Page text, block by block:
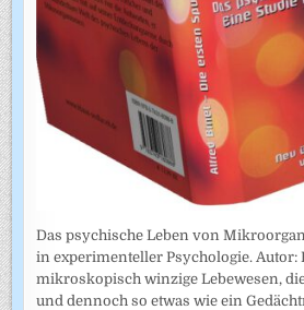
Das psychische Leben von
in experimenteller Psychologie. Autor:
mikroskopisch winzige Lebewesen,
und dennoch so etwas wie ein